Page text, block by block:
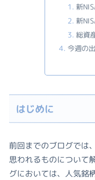
新
新
総資
今週の
はじめに
前回までのブログでは
思われるものについて
グにおいては、人気銘